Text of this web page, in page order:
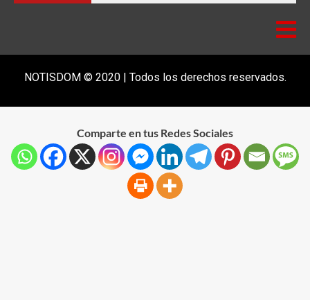
NOTISDOM © 2020 | Todos los derechos reservados.
Comparte en tus Redes Sociales